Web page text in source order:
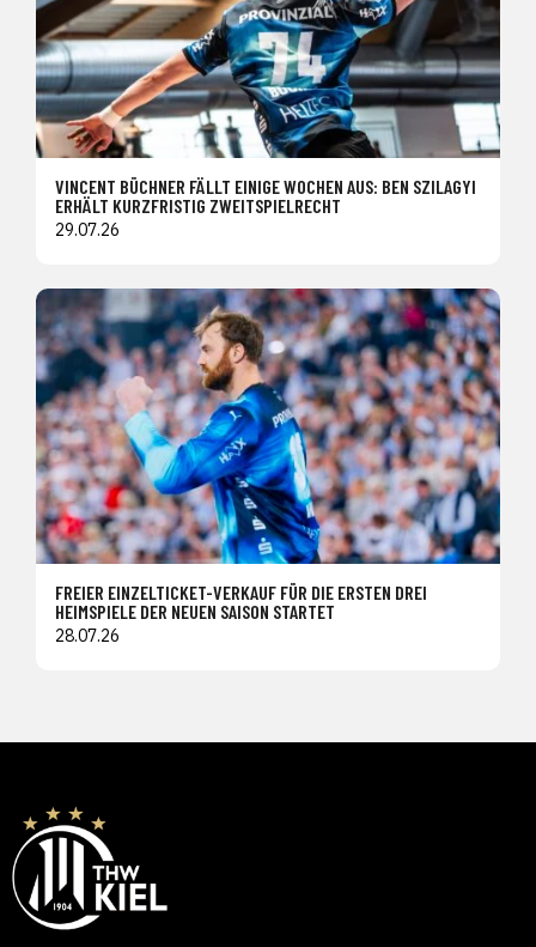
VINCENT BÜCHNER FÄLLT EINIGE WOCHEN AUS: BEN SZILAGYI
ERHÄLT KURZFRISTIG ZWEITSPIELRECHT
29.07.26
FREIER EINZELTICKET-VERKAUF FÜR DIE ERSTEN DREI
HEIMSPIELE DER NEUEN SAISON STARTET
28.07.26